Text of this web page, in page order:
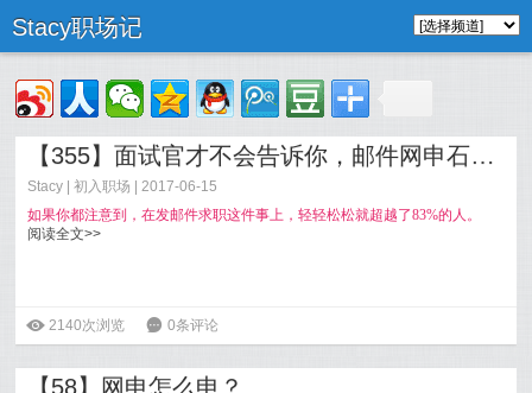
Stacy职场记
【355】面试官才不会告诉你，邮件网申石沉大海的10个原因
Stacy |初入职场
| 2017-06-15
如果你都注意到，在发邮件求职这件事上，轻轻松松就超越了83%的人。
阅读全文>>
ė 2140次浏览 6 0条评论
【58】网申怎么申？